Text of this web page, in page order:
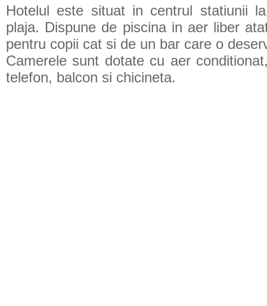
Hotelul este situat in centrul statiunii
plaja. Dispune de piscina in aer liber
pentru copii cat si de un bar care o
Camerele sunt dotate cu aer
telefon, balcon si chicineta.